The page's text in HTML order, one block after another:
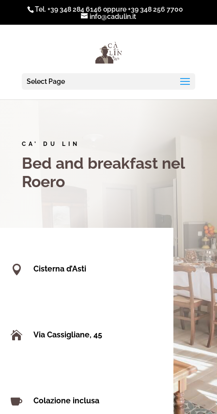
Tel.+39 348 284 6146 oppure+39 348 256 7700
info@cadulin.it
Select Page
CA’ DU LIN
Bed and breakfast nel
Roero
 Cisterna d’Asti
 Via Cassigliane, 45
 Colazione inclusa